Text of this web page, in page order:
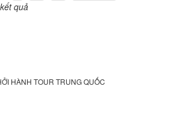
quả
HÀNH TOUR TRUNG QUỐC